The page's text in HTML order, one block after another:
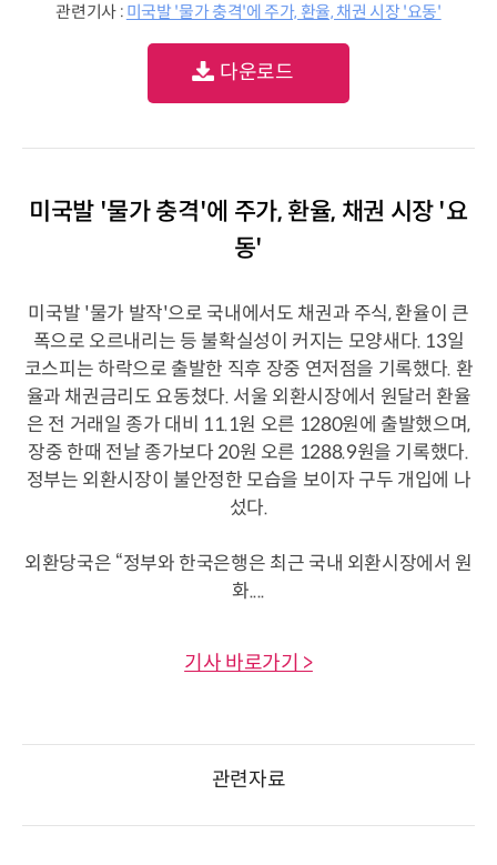
관련기사 : 미국발 '물가 충격'에 주가, 환율, 채권 시장 '요동'
다운로드
미국발 '물가 충격'에 주가, 환율, 채권 시장 '요
동'
미국발 '물가 발작'으로 국내에서도 채권과 주식, 환율이 큰
폭으로 오르내리는 등 불확실성이 커지는 모양새다. 13일
코스피는 하락으로 출발한 직후 장중 연저점을 기록했다. 환
율과 채권금리도 요동쳤다. 서울 외환시장에서 원달러 환율
은 전 거래일 종가 대비 11.1원 오른 1280원에 출발했으며,
장중 한때 전날 종가보다 20원 오른 1288.9원을 기록했다.
정부는 외환시장이 불안정한 모습을 보이자 구두 개입에 나
섰다.
외환당국은 “정부와 한국은행은 최근 국내 외환시장에서 원
화....
기사 바로가기 >
관련자료